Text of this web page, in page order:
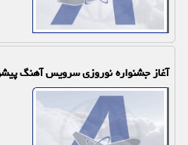
آغاز جشنواره نوروزی سرویس آهنگ